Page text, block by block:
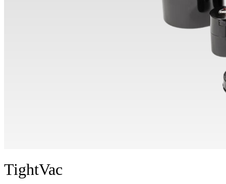
TightVac